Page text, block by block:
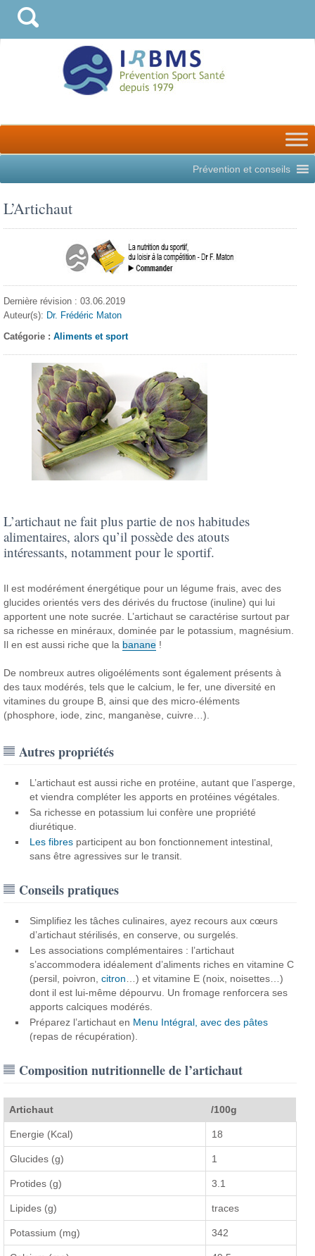
Prévention et conseils
L’Artichaut
Dernière révision : 03.06.2019
Auteur(s): Dr. Frédéric Maton
Catégorie :Aliments et sport
L’artichaut ne fait plus partie de nos habitudes
alimentaires, alors qu’il possède des atouts
intéressants, notamment pour le sportif.
Il est modérément énergétique pour un légume frais, avec des
glucides orientés vers des dérivés du fructose (inuline) qui lui
apportent une note sucrée. L’artichaut se caractérise surtout par
sa richesse en minéraux, dominée par le potassium, magnésium.
Il en est aussi riche que la banane !
De nombreux autres oligoéléments sont également présents à
des taux modérés, tels que le calcium, le fer, une diversité en
vitamines du groupe B, ainsi que des micro-éléments
(phosphore, iode, zinc, manganèse, cuivre…).
Autres propriétés
L’artichaut est aussi riche en protéine, autant que l’asperge,
et viendra compléter les apports en protéines végétales.
Sa richesse en potassium lui confère une propriété
diurétique.
Les fibres participent au bon fonctionnement intestinal,
sans être agressives sur le transit.
Conseils pratiques
Simplifiez les tâches culinaires, ayez recours aux cœurs
d’artichaut stérilisés, en conserve, ou surgelés.
Les associations complémentaires : l’artichaut
s’accommodera idéalement d’aliments riches en vitamine C
(persil, poivron,citron …) et vitamine E (noix, noisettes…)
dont il est lui-même dépourvu. Un fromage renforcera ses
apports calciques modérés.
Préparez l’artichaut en Menu Intégral, avec des pâtes
(repas de récupération).
Composition nutritionnelle de l’artichaut
Artichaut /100g
Energie (Kcal) 18
Glucides (g) 1
Protides (g) 3.1
Lipides (g) traces
Potassium (mg) 342